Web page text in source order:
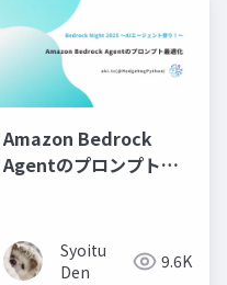
Amazon Bedrock
Agentのプロンプト最
Syoitu
Den
9.6K